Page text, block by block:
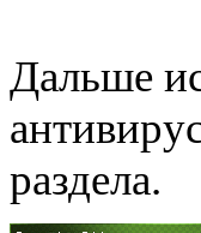
Дальше
раздела.